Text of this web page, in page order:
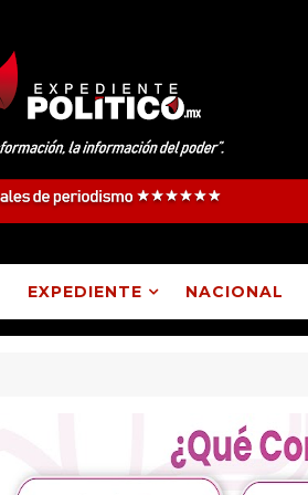
EXPEDIENTE NACIONAL